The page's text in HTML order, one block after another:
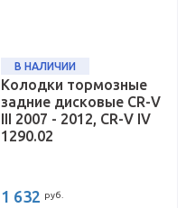
В НАЛИЧИИ
Колодки тормозные
задние дисковые CR-V
III 2007 - 2012, CR-V IV
1290.02
1 632 руб.